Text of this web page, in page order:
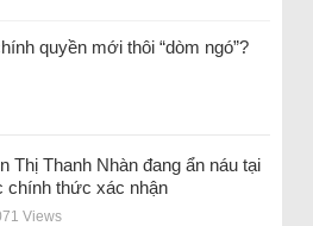
quyền mới thôi “dòm ngó”?
Thị Thanh Nhàn đang ẩn náu tại
thức xác nhận
Views